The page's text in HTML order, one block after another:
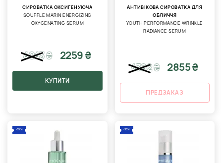
СИРОВАТКА ОКСИГЕНУЮЧА
SOUFFLE MARIN ENERGIZING
OXYGENATING SERUM
4043₴ 2259 ₴
КУПИТИ
АНТИВІКОВА СИРОВАТКА ДЛЯ
ОБЛИЧЧЯ
YOUTH PERFORMANCE WRINKLE
RADIANCE SERUM
4392₴ 2855 ₴
ПРЕДЗАКАЗ
-35% -35%